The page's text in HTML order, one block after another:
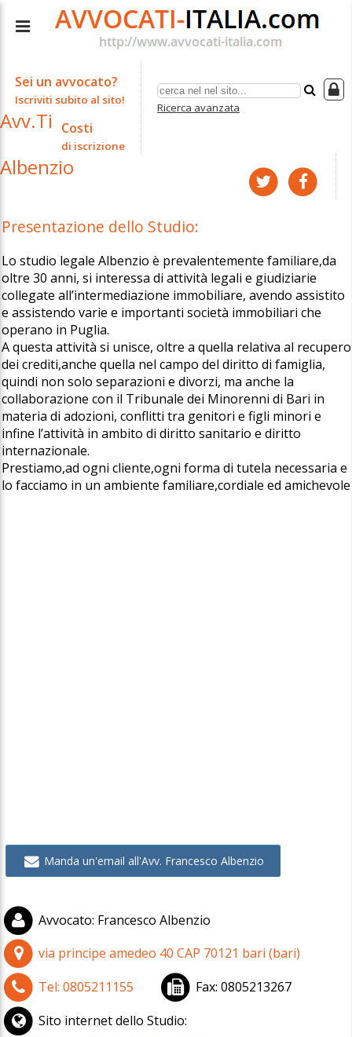
Ricerca avanzata
Sei un avvocato?
Iscriviti subito al sito!
Costi
di iscrizione
Avv.Ti
Albenzio
Presentazione dello Studio:
Lo studio legale Albenzio è prevalentemente familiare,da
oltre 30 anni, si interessa di attività legali e giudiziarie
collegate all’intermediazione immobiliare, avendo assistito
e assistendo varie e importanti società immobiliari che
operano in Puglia.
A questa attività si unisce, oltre a quella relativa al recupero
dei crediti,anche quella nel campo del diritto di famiglia,
quindi non solo separazioni e divorzi, ma anche la
collaborazione con il Tribunale dei Minorenni di Bari in
materia di adozioni, conflitti tra genitori e figli minori e
infine l’attività in ambito di diritto sanitario e diritto
internazionale.
Prestiamo,ad ogni cliente,ogni forma di tutela necessaria e
lo facciamo in un ambiente familiare,cordiale ed amichevole
Manda un'email all'Avv. Francesco Albenzio
Avvocato: Francesco Albenzio
via principe amedeo 40 CAP 70121 bari (bari)
Tel: 0805211155 Fax: 0805213267
Sito internet dello Studio: